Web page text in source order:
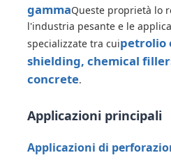
Prodotti
gammaQueste proprietà lo
l'industria pesante e le
specializzate tra cuipetrolio
shielding, chemical
concrete.
Applicazioni principali
Applicazioni di